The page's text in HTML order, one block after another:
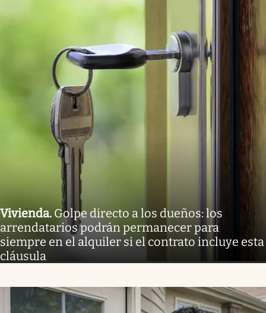
Vivienda. Golpe directo a los dueños: los
arrendatarios podrán permanecer para
siempre en el alquiler si el contrato incluye esta
cláusula